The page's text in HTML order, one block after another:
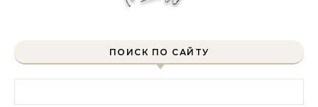
ПОИСК ПО САЙТУ